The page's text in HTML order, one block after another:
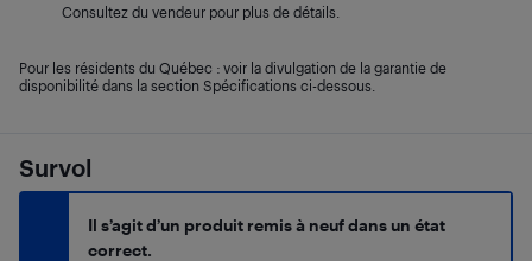
Survol
Il s’agit d’un produit remis à neuf dans un état
correct.
Consultez du vendeur pour plus de détails.
Pour les résidents du Québec : voir la divulgation de la garantie de
disponibilité dans la section Spécifications ci-dessous.